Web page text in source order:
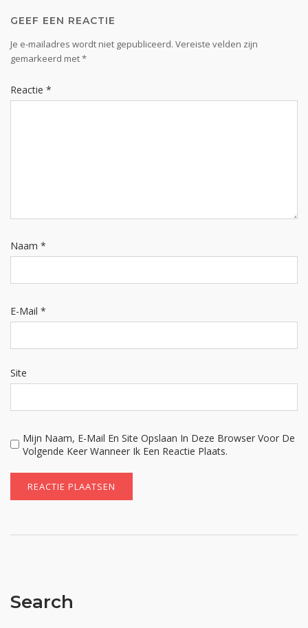
GEEF EEN REACTIE
Je e-mailadres wordt niet gepubliceerd. Vereiste velden zijn
gemarkeerd met*
Reactie *
Naam *
E-Mail *
Site
Mijn Naam, E-Mail En Site Opslaan In Deze Browser Voor De
Volgende Keer Wanneer Ik Een Reactie Plaats.
Search